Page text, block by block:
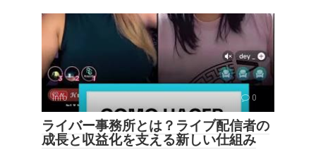
Info 0
ライバー事務所とは？ライブ配信者の
成長と収益化を支える新しい仕組み